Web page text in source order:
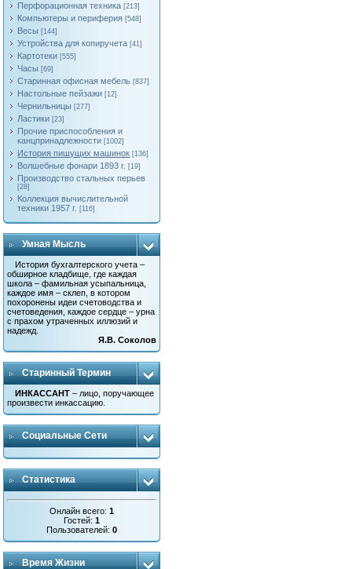
Перфорационная техника [213]
Компьютеры и периферия [548]
Весы [144]
Устройства для копиручета [41]
Картотеки [555]
Часы [69]
Старинная офисная мебель [837]
Настольные пейзажи [12]
Чернильницы [277]
Ластики [23]
Прочие приспособления и
канцпринадлежности [1002]
История пишущих машинок [136]
Волшебные фонари 1893 г. [19]
Производство стальных перьев
[28]
Коллекция вычислительной
техники 1957 г. [116]
Умная Мысль
История бухгалтерского учета –
обширное кладбище, где каждая
школа – фамильная усыпальница,
каждое имя – склеп, в котором
похоронены идеи счетоводства и
счетоведения, каждое сердце – урна
с прахом утраченных иллюзий и
надежд.
Я.В. Соколов
Старинный Термин
ИНКАССАНТ – лицо, поручающее
произвести инкассацию.
Социальные Сети
Статистика
Онлайн всего:1
Гостей:1
Пользователей:0
Время Жизни